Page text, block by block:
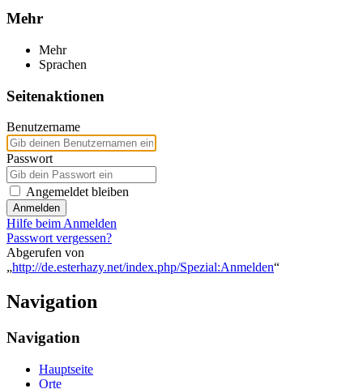
Mehr
Mehr
Sprachen
Seitenaktionen
Benutzername
Passwort
Angemeldet bleiben
Anmelden
Hilfe beim Anmelden
Passwort vergessen?
Abgerufen von
„http://de.esterhazy.net/index.php/Spezial:Anmelden“
Navigation
Navigation
Hauptseite
Orte